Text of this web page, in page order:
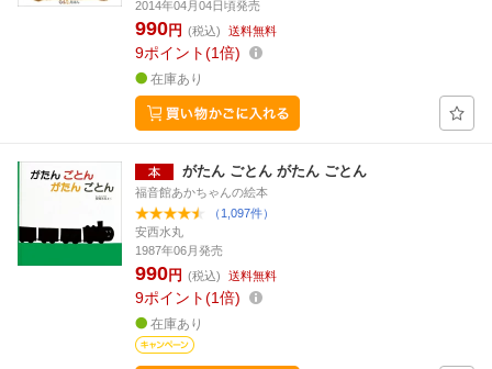
2014年04月04日頃発売
990円 (税込) 送料無料
9ポイント 1倍
在庫あり
がたん ごとん がたん ごとん
福音館あかちゃんの絵本
（1,097件）
安西水丸
1987年06月発売
990円 (税込) 送料無料
9ポイント 1倍
在庫あり